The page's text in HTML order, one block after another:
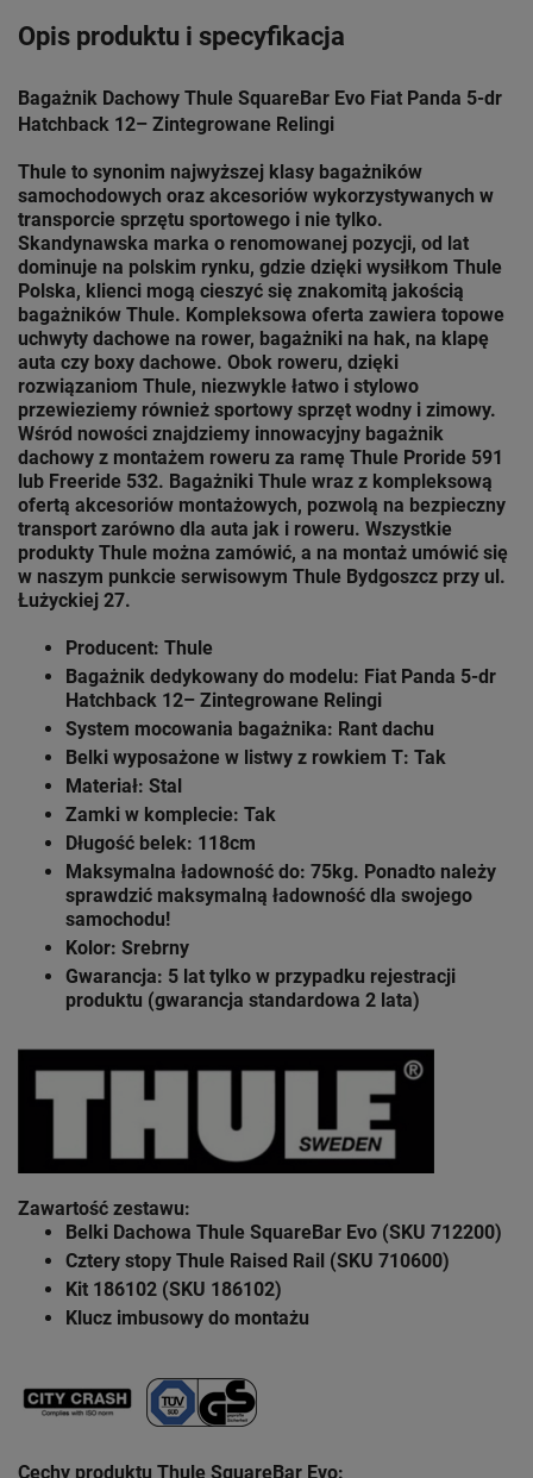
Opis produktu i specyfikacja
Bagażnik Dachowy Thule SquareBar Evo Fiat Panda 5-dr
Hatchback 12– Zintegrowane Relingi
Thule to synonim najwyższej klasy bagażników
samochodowych oraz akcesoriów wykorzystywanych w
transporcie sprzętu sportowego i nie tylko.
Skandynawska marka o renomowanej pozycji, od lat
dominuje na polskim rynku, gdzie dzięki wysiłkom Thule
Polska, klienci mogą cieszyć się znakomitą jakością
bagażników Thule. Kompleksowa oferta zawiera topowe
uchwyty dachowe na rower, bagażniki na hak, na klapę
auta czy boxy dachowe. Obok roweru, dzięki
rozwiązaniom Thule, niezwykle łatwo i stylowo
przewieziemy również sportowy sprzęt wodny i zimowy.
Wśród nowości znajdziemy innowacyjny bagażnik
dachowy z montażem roweru za ramę Thule Proride 591
lub Freeride 532. Bagażniki Thule wraz z kompleksową
ofertą akcesoriów montażowych, pozwolą na bezpieczny
transport zarówno dla auta jak i roweru. Wszystkie
produkty Thule można zamówić, a na montaż umówić się
w naszym punkcie serwisowym Thule Bydgoszcz przy ul.
Łużyckiej 27.
Producent: Thule
Bagażnik dedykowany do modelu: Fiat Panda 5-dr
Hatchback 12– Zintegrowane Relingi
System mocowania bagażnika: Rant dachu
Belki wyposażone w listwy z rowkiem T: Tak
Materiał: Stal
Zamki w komplecie: Tak
Długość belek: 118cm
Maksymalna ładowność do: 75kg. Ponadto należy
sprawdzić maksymalną ładowność dla swojego
samochodu!
Kolor: Srebrny
Gwarancja: 5 lat tylko w przypadku rejestracji
produktu (gwarancja standardowa 2 lata)
Zawartość zestawu:
Belki Dachowa Thule SquareBar Evo (SKU 712200)
Cztery stopy Thule Raised Rail (SKU 710600)
Kit 186102 (SKU 186102)
Klucz imbusowy do montażu
Cechy produktu Thule SquareBar Evo: